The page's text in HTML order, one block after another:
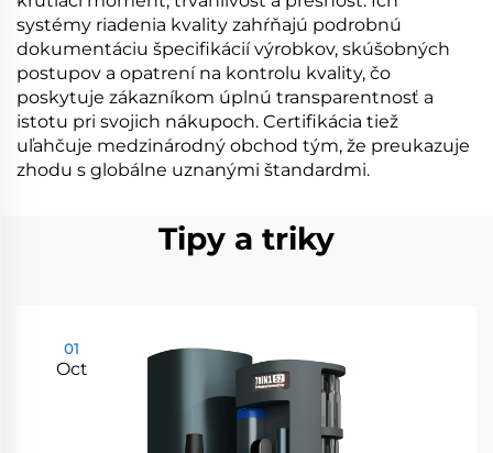
systémy riadenia kvality zahŕňajú podrobnú
dokumentáciu špecifikácií výrobkov, skúšobných
postupov a opatrení na kontrolu kvality, čo
poskytuje zákazníkom úplnú transparentnosť a
istotu pri svojich nákupoch. Certifikácia tiež
uľahčuje medzinárodný obchod tým, že preukazuje
zhodu s globálne uznanými štandardmi.
Tipy a triky
01
Oct